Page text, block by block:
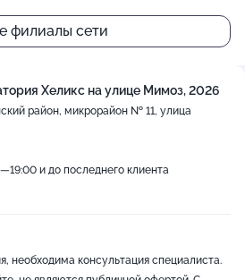
филиалы сети
Хеликс на улице Мимоз, 2026
район, микрорайон № 11, улица
и до последнего клиента
необходима консультация специалиста.